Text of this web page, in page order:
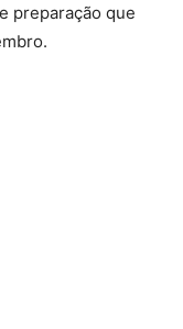
preparação que